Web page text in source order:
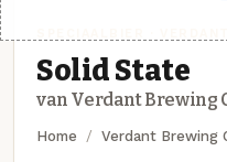
Solid State
van Verdant Brewing
Home Verdant Brewing